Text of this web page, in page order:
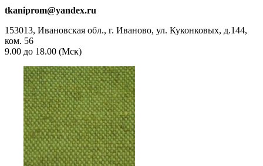
tkaniprom@yandex.ru
153013, Ивановская обл., г. Иваново, ул. Куконковых, д.144,
ком. 56
9.00 до 18.00 (Мск)